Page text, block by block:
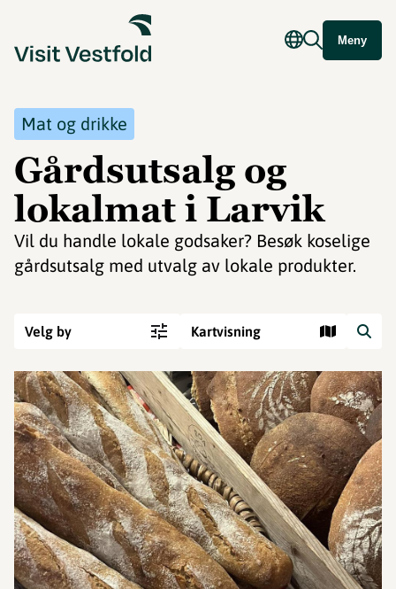
Meny
Mat og drikke
Gårdsutsalg og
lokalmat i Larvik
Vil du handle lokale godsaker? Besøk koselige
gårdsutsalg med utvalg av lokale produkter.
Velg by Kartvisning